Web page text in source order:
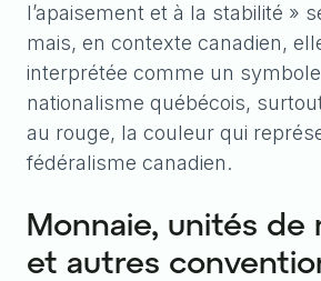
l’apaisement et à la stabilité »
mais, en contexte canadien,
interprétée comme un
nationalisme québécois,
au rouge, la couleur qui
fédéralisme canadien.
Monnaie, unités de
et autres